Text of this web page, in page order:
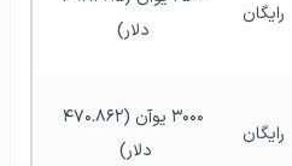
رایگان
دلار)
رایگان
دلار)